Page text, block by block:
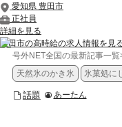
愛知県 豊田市
正社員
詳細を見る
豊田市の高時給の求人情報を見
号外NET全国の最新記事一覧
天然氷のかき氷
氷菓処に
話題 あーたん